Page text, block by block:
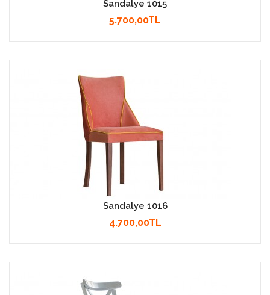
Sandalye 1015
5.700,00TL
Sandalye 1016
4.700,00TL